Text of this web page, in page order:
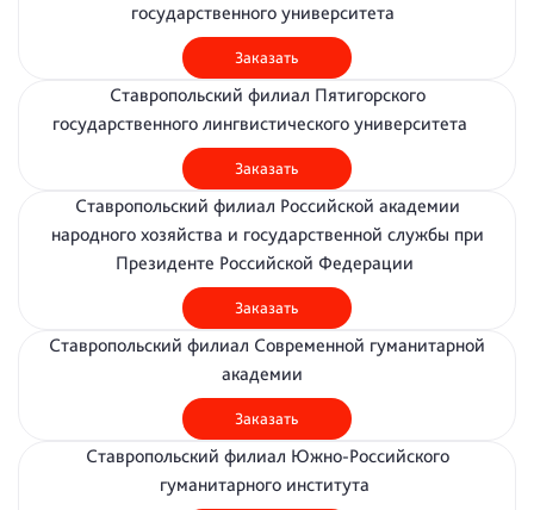
государственного университета
Заказать
Ставропольский филиал Пятигорского
государственного лингвистического университета
Заказать
Ставропольский филиал Российской академии
народного хозяйства и государственной службы при
Президенте Российской Федерации
Заказать
Ставропольский филиал Современной гуманитарной
академии
Заказать
Ставропольский филиал Южно-Российского
гуманитарного института